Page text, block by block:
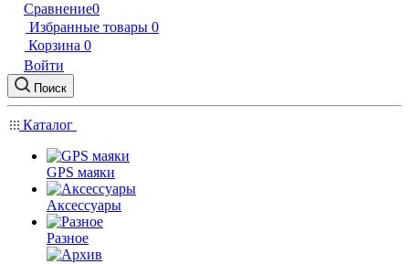
Сравнение0
Избранные товары 0
Корзина 0
Войти
Поиск
Каталог
GPS маяки
Аксессуары
Разное